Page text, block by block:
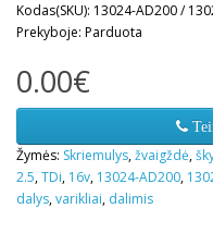
Kodas(SKU): 13024-AD200 /
Prekyboje: Parduota
0.00€
Žymės: Skriemulys,žvaigždė,
2.5,TDi, 16v, 13024-AD200,
dalys,varikliai, dalimis